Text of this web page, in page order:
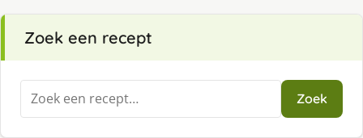
Zoek een recept
Zoeken
naar:
Zoek